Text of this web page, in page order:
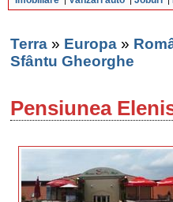
Terra » Europa »
Sfântu Gheorghe
Pensiunea